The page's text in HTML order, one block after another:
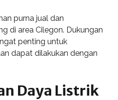
purna jual dan
di area Cilegon. Dukungan
penting untuk
dapat dilakukan dengan
Daya Listrik